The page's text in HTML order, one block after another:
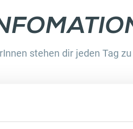
stehen dir jeden Tag